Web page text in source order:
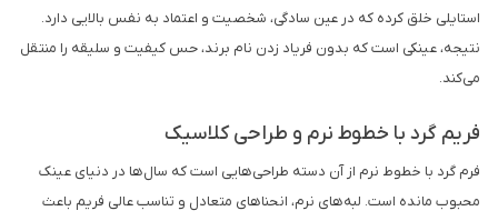
استایلی خلق کرده که در عین سادگی، شخصیت و اعتماد به نفس بالایی دارد.
نتیجه، عینکی است که بدون فریاد زدن نام برند، حس کیفیت و سلیقه را منتقل
می‌کند.
فریم گرد با خطوط نرم و طراحی کلاسیک
فرم گرد با خطوط نرم از آن دسته طراحی‌هایی است که سال‌ها در دنیای عینک
محبوب مانده است. لبه‌های نرم، انحناهای متعادل و تناسب عالی فریم باعث